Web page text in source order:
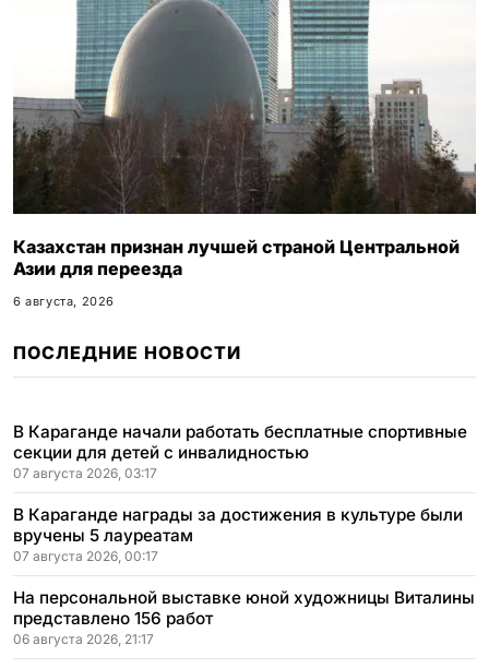
Казахстан признан лучшей страной Центральной
Азии для переезда
6 августа, 2026
ПОСЛЕДНИЕ НОВОСТИ
В Караганде начали работать бесплатные спортивные
секции для детей с инвалидностью
07 августа 2026, 03:17
В Караганде награды за достижения в культуре были
вручены 5 лауреатам
07 августа 2026, 00:17
На персональной выставке юной художницы Виталины
представлено 156 работ
06 августа 2026, 21:17